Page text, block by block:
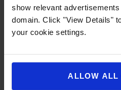
show relevant
domain. Click "View Details"
your cookie settings.
ALLOW ALL
ONTDEK